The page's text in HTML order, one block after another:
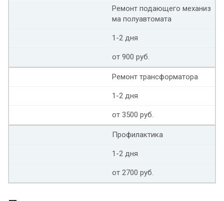
Ремонт подающего механиз
ма полуавтомата
1-2 дня
от 900 руб.
Ремонт трансформатора
1-2 дня
от 3500 руб.
Профилактика
1-2 дня
от 2700 руб.